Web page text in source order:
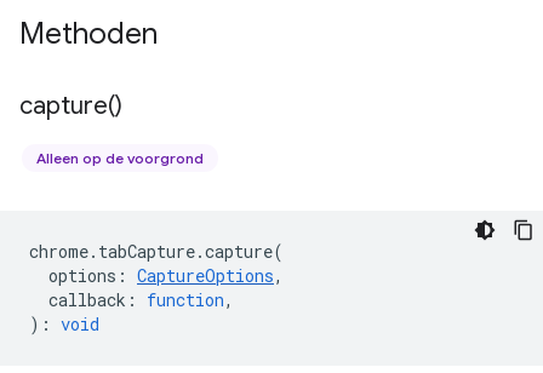
Methoden
capture()
Alleen op de voorgrond
chrome. tabCapture.capture(
options : CaptureOptions,
callback : function,
) : void